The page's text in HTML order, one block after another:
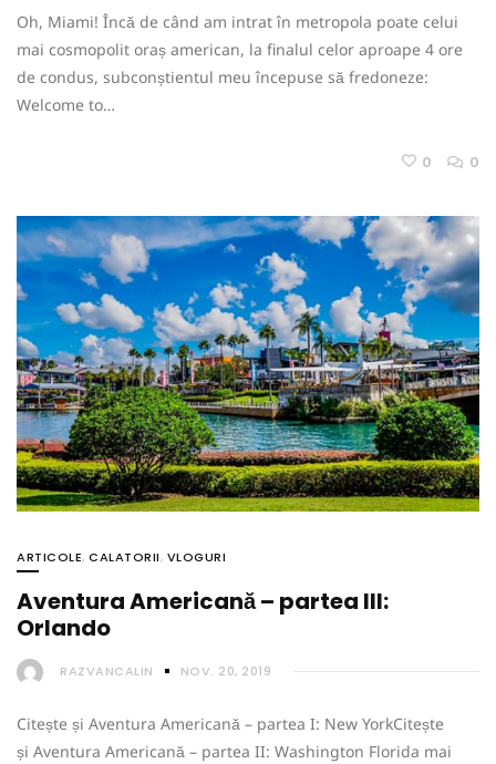
Oh, Miami! Încă de când am intrat în metropola poate celui
mai cosmopolit oraș american, la finalul celor aproape 4 ore
de condus, subconștientul meu începuse să fredoneze:
Welcome to…
0 0
ARTICOLE, CALATORII, VLOGURI
Aventura Americană – partea III:
Orlando
RAZVANCALIN NOV. 20, 2019
Citește și Aventura Americană – partea I: New YorkCitește
și Aventura Americană – partea II: Washington Florida mai